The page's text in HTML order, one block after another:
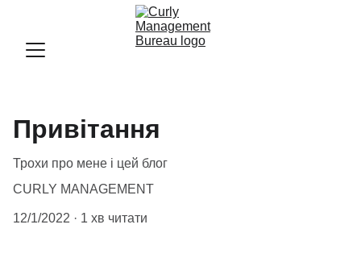
Привітання
Трохи про мене і цей блог
СURLY MANAGEMENT
12/1/2022 1 хв читати